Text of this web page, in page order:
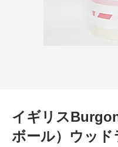
イギリス
ボール）ウッ